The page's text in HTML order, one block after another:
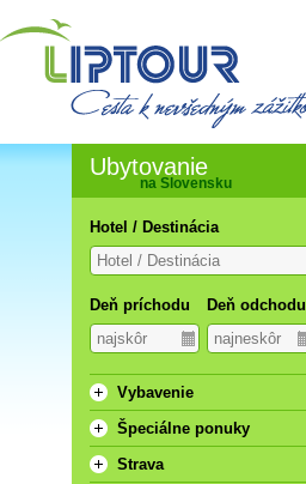
Ubytovanie
na Slovensku
Hotel / Destinácia
Deň príchodu Deň odchodu
Vybavenie
Špeciálne ponuky
Strava